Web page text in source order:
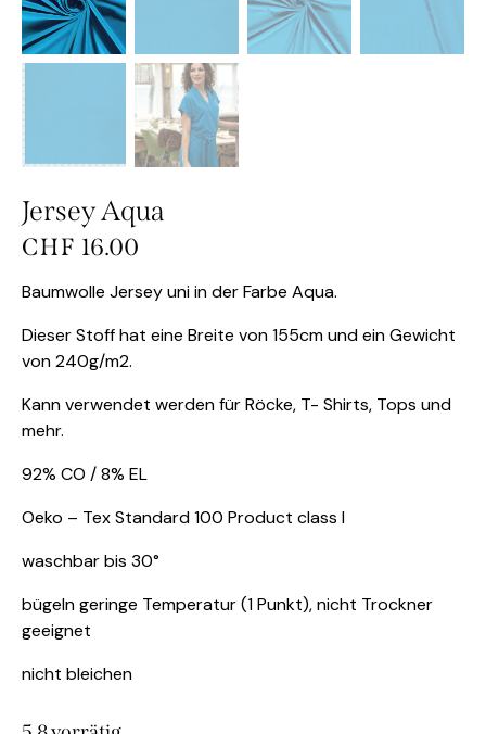
Jersey Aqua
CHF 16.00
Baumwolle Jersey uni in der Farbe Aqua.
Dieser Stoff hat eine Breite von 155cm und ein Gewicht
von 240g/m2.
Kann verwendet werden für Röcke, T- Shirts, Tops und
mehr.
92% CO / 8% EL
Oeko – Tex Standard 100 Product class I
waschbar bis 30°
bügeln geringe Temperatur (1 Punkt), nicht Trockner
geeignet
nicht bleichen